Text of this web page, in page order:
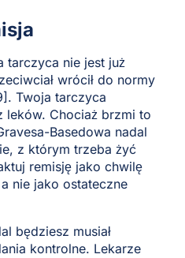
tarczyca nie jest już
wrócił do normy
Twoja tarczyca
leków. Chociaż brzmi to
Basedowa nadal
z którym trzeba żyć
remisję jako chwilę
nie jako ostateczne
będziesz musiał
kontrolne. Lekarze